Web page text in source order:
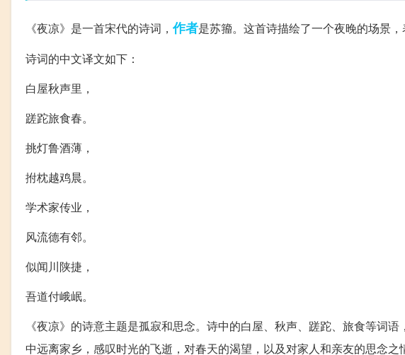
《夜凉》是一首宋代的诗词，作者是苏籀。这首诗描绘了一个夜晚的场景
诗词的中文译文如下：
白屋秋声里，
蹉跎旅食春。
挑灯鲁酒薄，
拊枕越鸡晨。
学术家传业，
风流德有邻。
似闻川陕捷，
吾道付峨岷。
《夜凉》的诗意主题是孤寂和思念。诗中的白屋、秋声、蹉跎、旅食等词
中远离家乡，感叹时光的飞逝，对春天的渴望，以及对家人和亲友的思念之